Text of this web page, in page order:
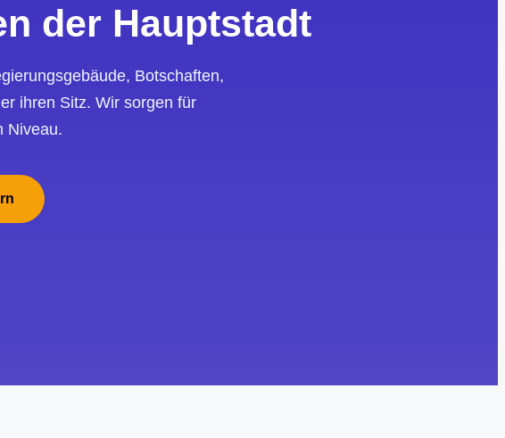
der Hauptstadt
Botschaften,
ihren Sitz. Wir sorgen für
Niveau.